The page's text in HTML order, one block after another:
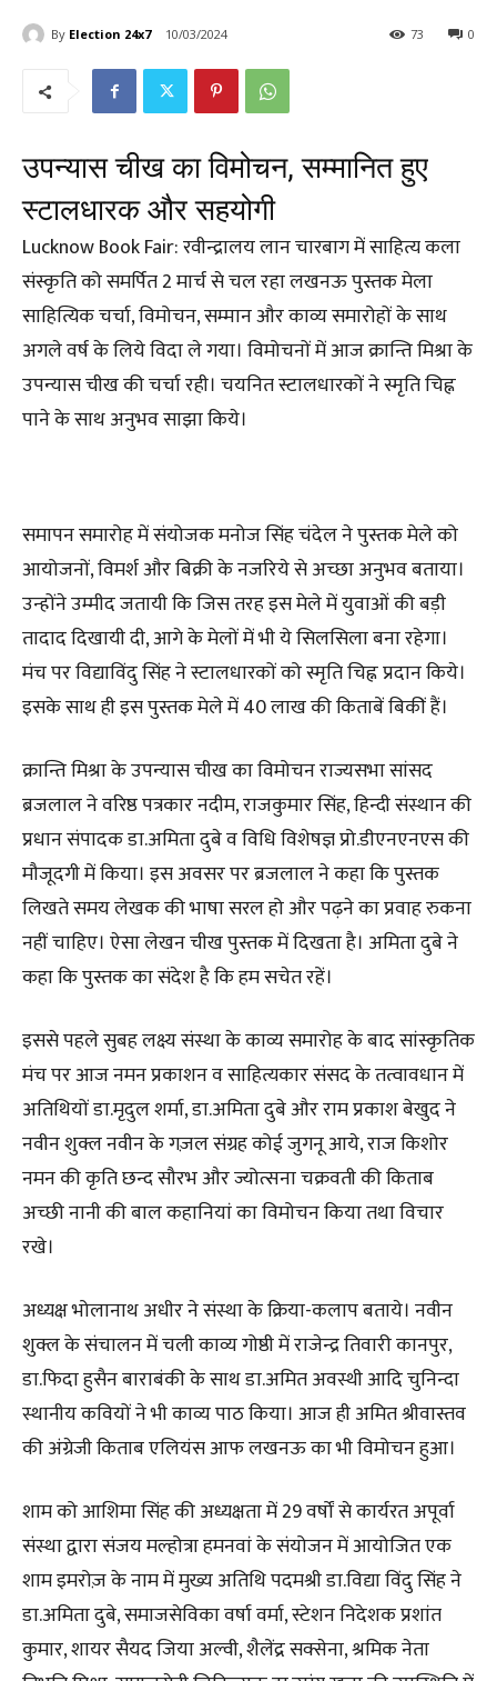
By Election 24x7 10/03/2024 0
73
उपन्यास चीख का विमोचन, सम्मानित हुए
स्टालधारक और सहयोगी
Lucknow Book Fair: रवीन्द्रालय लान चारबाग में साहित्य कला
संस्कृति को समर्पित 2 मार्च से चल रहा लखनऊ पुस्तक मेला
साहित्यिक चर्चा, विमोचन, सम्मान और काव्य समारोहों के साथ
अगले वर्ष के लिये विदा ले गया। विमोचनों में आज क्रान्ति मिश्रा के
उपन्यास चीख की चर्चा रही। चयनित स्टालधारकों ने स्मृति चिह्न
पाने के साथ अनुभव साझा किये।
समापन समारोह में संयोजक मनोज सिंह चंदेल ने पुस्तक मेले को
आयोजनों, विमर्श और बिक्री के नजरिये से अच्छा अनुभव बताया।
उन्होंने उम्मीद जतायी कि जिस तरह इस मेले में युवाओं की बड़ी
तादाद दिखायी दी, आगे के मेलों में भी ये सिलसिला बना रहेगा।
मंच पर विद्याविंदु सिंह ने स्टालधारकों को स्मृति चिह्न प्रदान किये।
इसके साथ ही इस पुस्तक मेले में 40 लाख की किताबें बिकीं हैं।
क्रान्ति मिश्रा के उपन्यास चीख का विमोचन राज्यसभा सांसद
ब्रजलाल ने वरिष्ठ पत्रकार नदीम, राजकुमार सिंह, हिन्दी संस्थान की
प्रधान संपादक डा.अमिता दुबे व विधि विशेषज्ञ प्रो.डीएनएनएस की
मौजूदगी में किया। इस अवसर पर ब्रजलाल ने कहा कि पुस्तक
लिखते समय लेखक की भाषा सरल हो और पढ़ने का प्रवाह रुकना
नहीं चाहिए। ऐसा लेखन चीख पुस्तक में दिखता है। अमिता दुबे ने
कहा कि पुस्तक का संदेश है कि हम सचेत रहें।
इससे पहले सुबह लक्ष्य संस्था के काव्य समारोह के बाद सांस्कृतिक
मंच पर आज नमन प्रकाशन व साहित्यकार संसद के तत्वावधान में
अतिथियों डा.मृदुल शर्मा, डा.अमिता दुबे और राम प्रकाश बेखुद ने
नवीन शुक्ल नवीन के गज़ल संग्रह कोई जुगनू आये, राज किशोर
नमन की कृति छन्द सौरभ और ज्योत्सना चक्रवती की किताब
अच्छी नानी की बाल कहानियां का विमोचन किया तथा विचार
रखे।
अध्यक्ष भोलानाथ अधीर ने संस्था के क्रिया-कलाप बताये। नवीन
शुक्ल के संचालन में चली काव्य गोष्ठी में राजेन्द्र तिवारी कानपुर,
डा.फिदा हुसैन बाराबंकी के साथ डा.अमित अवस्थी आदि चुनिन्दा
स्थानीय कवियों ने भी काव्य पाठ किया। आज ही अमित श्रीवास्तव
की अंग्रेजी किताब एलियंस आफ लखनऊ का भी विमोचन हुआ।
शाम को आशिमा सिंह की अध्यक्षता में 29 वर्षों से कार्यरत अपूर्वा
संस्था द्वारा संजय मल्होत्रा हमनवां के संयोजन में आयोजित एक
शाम इमरोज़ के नाम में मुख्य अतिथि पदमश्री डा.विद्या विंदु सिंह ने
डा.अमिता दुबे, समाजसेविका वर्षा वर्मा, स्टेशन निदेशक प्रशांत
कुमार, शायर सैयद जिया अल्वी, शैलेंद्र सक्सेना, श्रमिक नेता